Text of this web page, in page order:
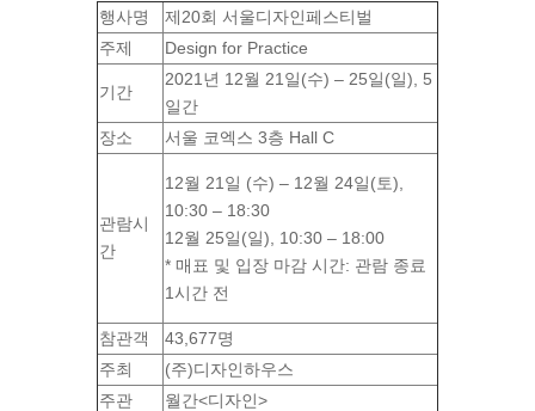
행사명
제20회 서울디자인페스티벌
주제
Design for Practice
기간
2021년 12월 21일(수) – 25일(일), 5
일간
장소
서울 코엑스 3층 Hall C
관람시
간
12월 21일 (수) – 12월 24일(토),
10:30 – 18:30
12월 25일(일), 10:30 – 18:00
* 매표 및 입장 마감 시간: 관람 종료
1시간 전
참관객
43,677명
주최
(주)디자인하우스
주관
월간<디자인>